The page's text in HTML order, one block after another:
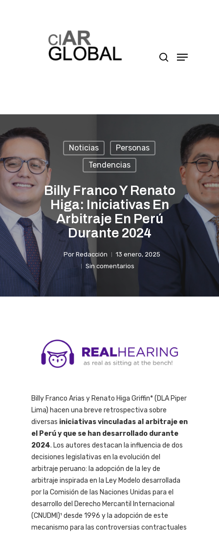
Presione enter para buscar o ESC para cerrar
Noticias
Personas
Tendencias
Billy Franco Y Renato
Higa: Iniciativas En
Arbitraje En Perú
Durante 2024
Por Redacción
13 enero, 2025
Sin comentarios
Billy Franco Arias y Renato Higa Griffin* (DLA Piper
Lima) hacen una breve retrospectiva sobre
diversas iniciativas vinculadas al arbitraje en
el Perú y que se han desarrollado durante
2024. Los autores destacan la influencia de dos
decisiones legislativas en la evolución del
arbitraje peruano: la adopción de la ley de
arbitraje inspirada en la Ley Modelo desarrollada
por la Comisión de las Naciones Unidas para el
desarrollo del Derecho Mercantil Internacional
(CNUDMI)¹ desde 1996 y la adopción de este
mecanismo para las controversias contractuales